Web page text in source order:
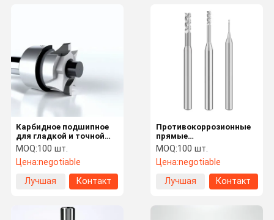
Противокоррозионные
прямые
маршрутизаторы
MOQ:100 шт.
Цена:negotiable
Лучшая
Контакт
Карбидное подшипное
для гладкой и точной
деревообработки
MOQ:100 шт.
Цена:negotiable
Лучшая
Контакт